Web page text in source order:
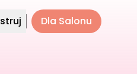
Dla Salonu